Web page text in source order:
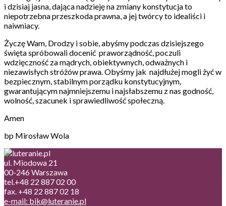
i dzisiaj jasna, dająca nadzieję na zmiany konstytucja to
niepotrzebna przeszkoda prawna, a jej twórcy to idealiści i
naiwniacy.
Życzę Wam, Drodzy i sobie, abyśmy podczas dzisiejszego
święta spróbowali docenić praworządność, poczuli
wdzięczność za mądrych, obiektywnych, odważnych i
niezawisłych stróżów prawa. Obyśmy jak najdłużej mogli żyć w
bezpiecznym, stabilnym porządku konstytucyjnym,
gwarantującym najmniejszemu i najsłabszemu z nas godność,
wolność, szacunek i sprawiedliwość społeczną.
Amen
bp Mirosław Wola
ul. Miodowa 21
00-246 Warszawa
tel.+48 22 887 02 00
fax. +48 22 887 02 18
e-mail: bik@luteranie.pl